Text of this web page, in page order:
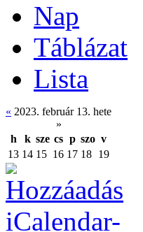
Nap
Táblázat
Lista
« 2023. február 13. hete
»
h
k sze cs p szo v
13 14 15 16 17 18 19